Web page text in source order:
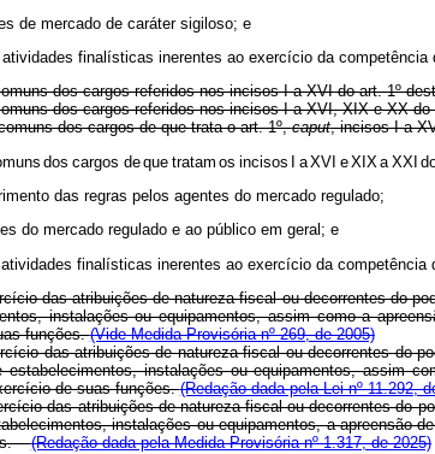
de mercado de caráter sigiloso; e
finalísticas inerentes ao exercício da
dos cargos referidos nos incisos I a XVI do art. 1º
dos cargos referidos nos incisos I a XVI, XIX e XX
dos cargos de que trata o art. 1º,caput, incisos I a
dos cargos deque tratam os incisos aXVI eXIX a XXI
das regras pelos agentes do mercado regulado;
do mercado regulado e ao público em geral; e
finalísticas inerentes ao exercício da
das atribuições de natureza fiscal ou decorrentes do
instalações ou equipamentos, assim como a
funções.(Vide Medida Provisória nº 269, de 2005)
das atribuições de natureza fiscal ou decorrentes do
estabelecimentos, instalações ou equipamentos, assim
de suas funções.(Redação dada pela Lei nº 11.292,
das atribuições de natureza fiscal ou decorrentes do
instalações ou equipamentos, a apreensão
(Redação dada pela Medida Provisória nº 1.317, de 2025)